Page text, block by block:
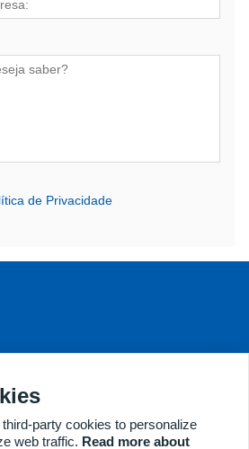
de Privacidade
party cookies to personalize
web traffic. Read more about